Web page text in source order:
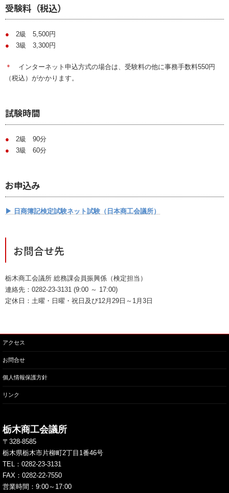
受験料（税込）
● 2級 5,500円
● 3級 3,300円
＊ インターネット申込方式の場合は、受験料の他に事務手数料550円
（税込）がかかります。
試験時間
● 2級 90分
● 3級 60分
お申込み
▶ 日商簿記検定試験ネット試験（日本商工会議所）
お問合せ先
栃木商工会議所 総務課会員振興係（検定担当）
連絡先：0282-23-3131 (9:00 ～ 17:00)
定休日：土曜・日曜・祝日及び12月29日～1月3日
アクセス
お問合せ
個人情報保護方針
リンク
栃木商工会議所
〒328-8585
栃木県栃木市片柳町2丁目1番46号
TEL： 0282-23-3131
FAX：0282-22-7550
営業時間：9:00～17:00